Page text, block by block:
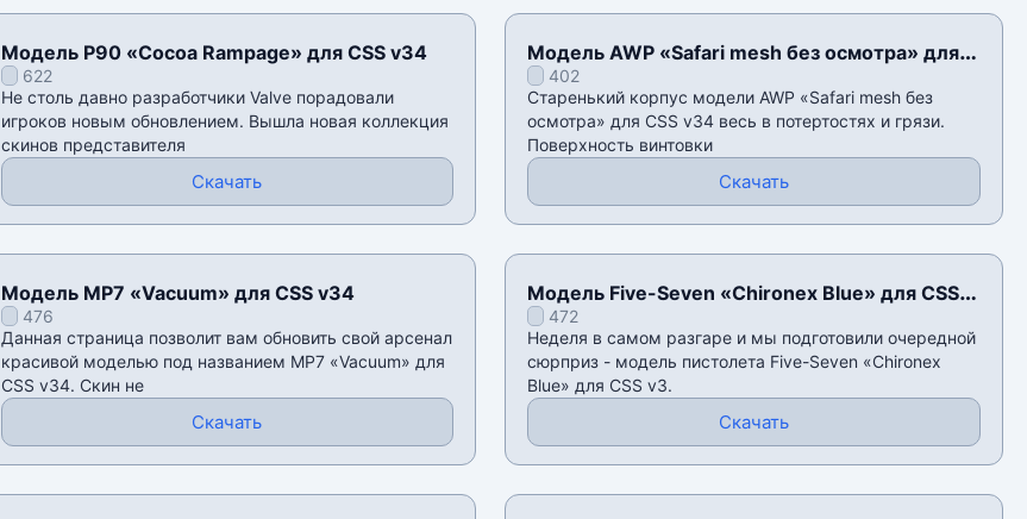
Модель P90 «Cocoa Rampage» для CSS v34
622
Не столь давно разработчики Valve порадовали
игроков новым обновлением. Вышла новая коллекция
скинов представителя
Скачать
Модель AWP «Safari mesh без осмотра» для
CSS v34
402
Старенький корпус модели AWP «Safari mesh без
осмотра» для CSS v34 весь в потертостях и грязи.
Поверхность винтовки
Скачать
Модель MP7 «Vacuum» для CSS v34
476
Данная страница позволит вам обновить свой арсенал
красивой моделью под названием MP7 «Vacuum» для
CSS v34. Скин не
Скачать
Модель Five-Seven «Chironex Blue» для CSS
v3472
Неделя в самом разгаре и мы подготовили очередной
сюрприз - модель пистолета Five-Seven «Chironex
Blue» для CSS v3.
Скачать